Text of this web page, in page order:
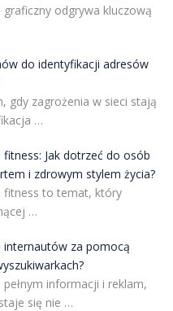
odgrywa kluczową
do identyfikacji adresów
gdy zagrożenia w sieci stają
…
Jak dotrzeć do osób
i zdrowym stylem życia?
fitness to temat, który
…
internautów za pomocą
informacji i reklam,
się nie …